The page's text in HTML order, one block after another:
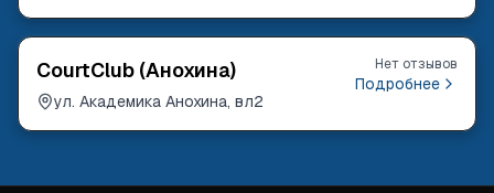
CourtClub (Анохина)
ул. Академика Анохина, вл2
Нет отзывов
Подробнее